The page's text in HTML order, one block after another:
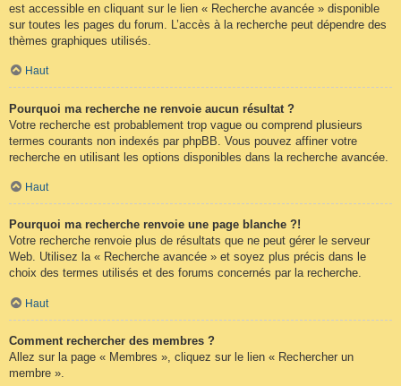
est accessible en cliquant sur le lien « Recherche avancée » disponible
sur toutes les pages du forum. L’accès à la recherche peut dépendre des
thèmes graphiques utilisés.
Haut
Pourquoi ma recherche ne renvoie aucun résultat ?
Votre recherche est probablement trop vague ou comprend plusieurs
termes courants non indexés par phpBB. Vous pouvez affiner votre
recherche en utilisant les options disponibles dans la recherche avancée.
Haut
Pourquoi ma recherche renvoie une page blanche ?!
Votre recherche renvoie plus de résultats que ne peut gérer le serveur
Web. Utilisez la « Recherche avancée » et soyez plus précis dans le
choix des termes utilisés et des forums concernés par la recherche.
Haut
Comment rechercher des membres ?
Allez sur la page « Membres », cliquez sur le lien « Rechercher un
membre ».